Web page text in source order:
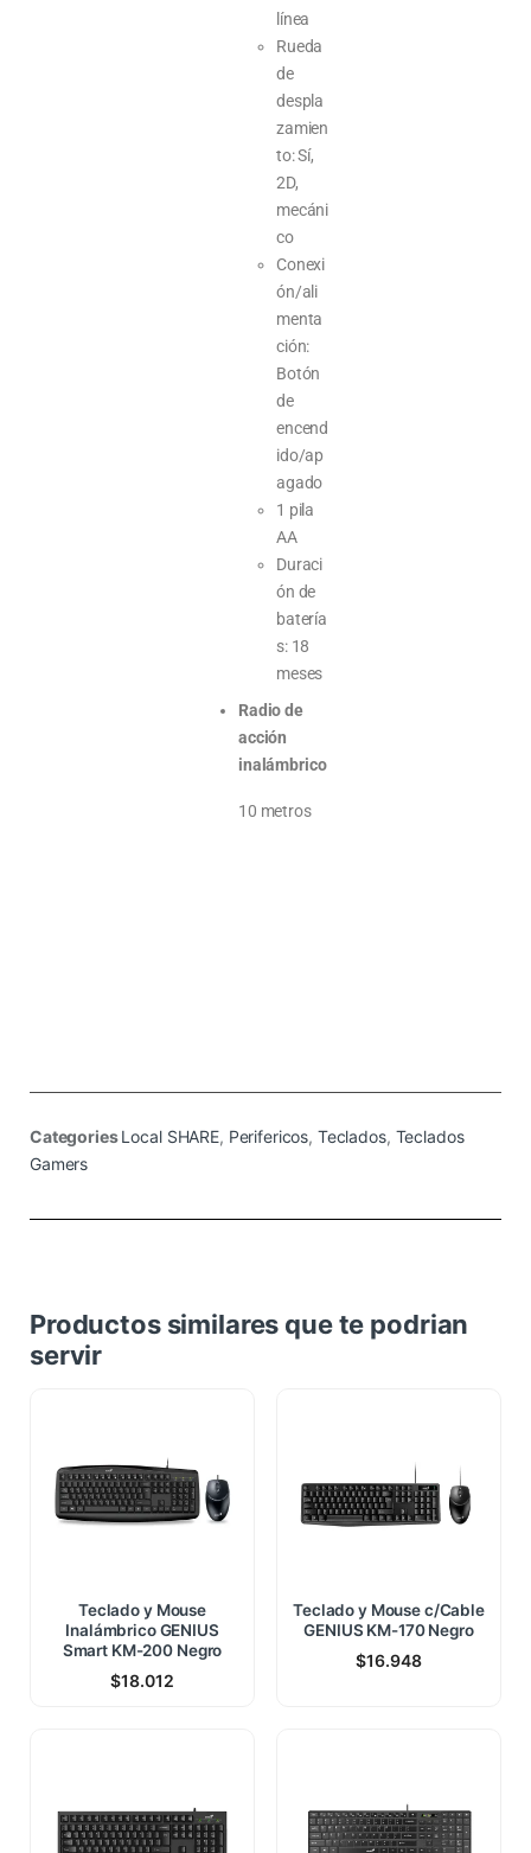
línea
Rueda
de
despla
zamien
to: Sí,
2D,
mecáni
co
Conexi
ón/ali
menta
ción:
Botón
de
encend
ido/ap
agado
1 pila
AA
Duraci
ón de
batería
s: 18
meses
Radio de
acción
inalámbrico
10 metros
CategoriesLocal SHARE, Perifericos, Teclados, Teclados
Gamers
Productos similares que te podrian
servir
Teclado y Mouse
Inalámbrico GENIUS
Smart KM-200 Negro
$18.012
Teclado y Mouse c/Cable
GENIUS KM-170 Negro
$16.948